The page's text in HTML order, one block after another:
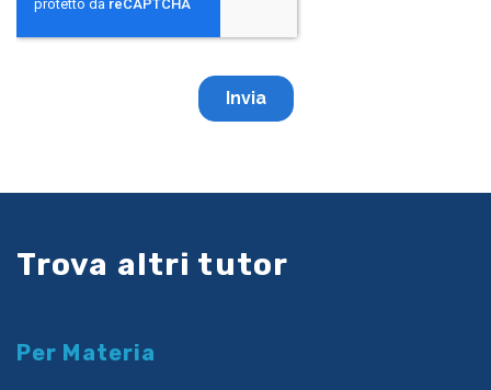
Trova altri tutor
Per Materia